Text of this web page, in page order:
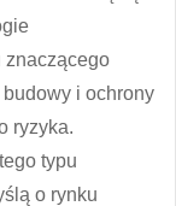
znaczącego
i ochrony
ryzyka.
typu
o rynku